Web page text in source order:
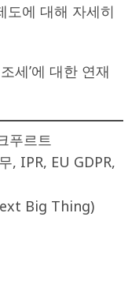
도에 대해 자세히
세’에 대한 연재
푸르트
, IPR, EU GDPR,
Big Thing)